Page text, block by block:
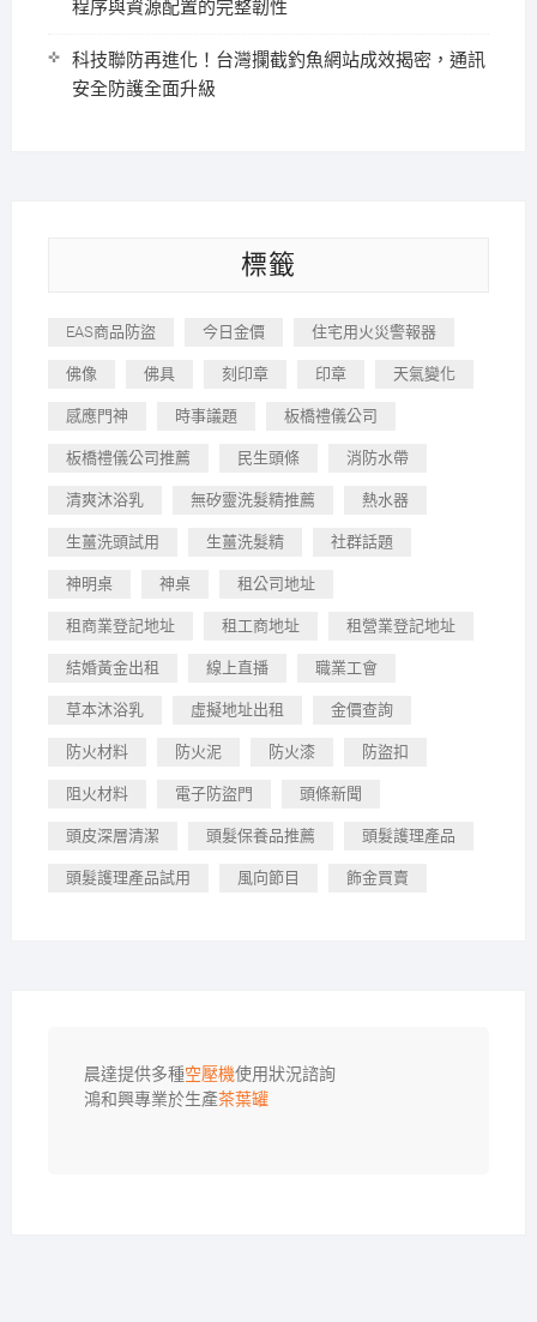
程序與資源配置的完整韌性
科技聯防再進化！台灣攔截釣魚網站成效揭密，通訊
安全防護全面升級
標籤
EAS商品防盜 今日金價 住宅用火災警報器
佛像 佛具 刻印章 印章 天氣變化
感應門神 時事議題 板橋禮儀公司
板橋禮儀公司推薦 民生頭條 消防水帶
清爽沐浴乳 無矽靈洗髮精推薦 熱水器
生薑洗頭試用 生薑洗髮精 社群話題
神明桌 神桌 租公司地址
租商業登記地址 租工商地址 租營業登記地址
結婚黃金出租 線上直播 職業工會
草本沐浴乳 虛擬地址出租 金價查詢
防火材料 防火泥 防火漆 防盜扣
阻火材料 電子防盜門 頭條新聞
頭皮深層清潔 頭髮保養品推薦 頭髮護理產品
頭髮護理產品試用 風向節目 飾金買賣
晨達提供多種空壓機使用狀況諮詢
鴻和興專業於生產茶葉罐